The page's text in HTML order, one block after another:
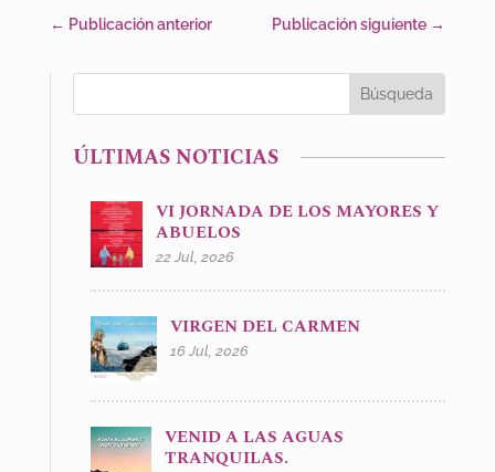
← Publicación anterior Publicación siguiente →
ÚLTIMAS NOTICIAS
VI JORNADA DE LOS MAYORES Y
ABUELOS
22 Jul, 2026
VIRGEN DEL CARMEN
16 Jul, 2026
VENID A LAS AGUAS
TRANQUILAS.